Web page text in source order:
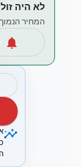
לא היה
המחיר הנמוך ביותר ב-30
notifications
insights